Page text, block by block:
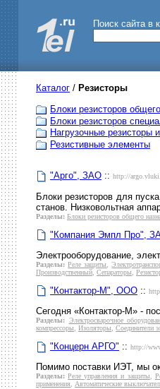
Поиск сайта в
Каталог / Резисторы
Блоки резисторов
Блоки резисторов
Нагрузочные резисторы
Резистивные элементы
"Арго", ЗАО :: http://
Блоки резисторов для
станов. Низковольтная
Разделы: Блоки резисторов общего
"Компания Эмпл Про",
Электрооборудование,
Разделы: Реле защиты ,
Производственный Сепараторы
"Контактор-М", ООО ::
Сегодня «Контактор-М» -
Разделы: Электросварочное
компрессоры
Изоляторы Соединители
"Концерн АРГО" :: http://
Помимо поставки ИЭТ, мы
Разделы: Реле управления и защиты,
применения, Автоматические